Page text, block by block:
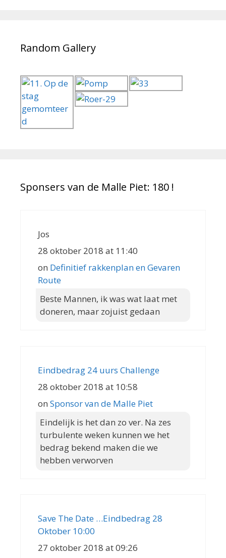
Random Gallery
Sponsers van de Malle Piet: 180 !
Jos
28 oktober 2018 at 11:40
on Definitief rakkenplan en Gevaren
Route
Beste Mannen, ik was wat laat met
doneren, maar zojuist gedaan
Eindbedrag 24 uurs Challenge
28 oktober 2018 at 10:58
on Sponsor van de Malle Piet
Eindelijk is het dan zo ver. Na zes
turbulente weken kunnen we het
bedrag bekend maken die we
hebben verworven
Save The Date …Eindbedrag 28
Oktober 10:00
27 oktober 2018 at 09:26